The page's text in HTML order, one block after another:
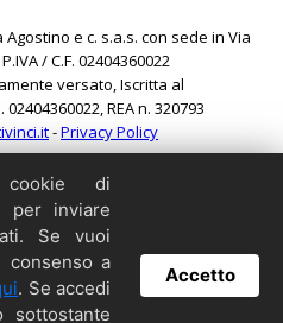
e c. s.a.s. con sede in Via
/ C.F. 02404360022
versato, Iscritta al
REA n. 320793
-Privacy Policy
di
per inviare
Se vuoi
a
. Se accedi
sottostante
Accetto